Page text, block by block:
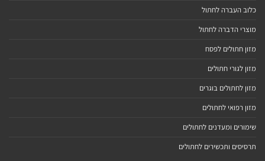
כלוב העברה לחתול
מוצרי הדברה לחתול
מזון חתולים לפסח
מזון לגורי חתולים
מזון לחתולים בוגרים
מזון רפואי לחתולים
שימורים ומעדנים לחתולים
תרסיסים ותכשירים לחתולים